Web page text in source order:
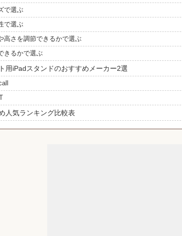
で選ぶ
で選ぶ
高さを調節できるかで選ぶ
きるかで選ぶ
用iPadスタンドのおすすめメーカー2選
人気ランキング比較表
用iPadスタンドのおすすめ人気ランキング5選